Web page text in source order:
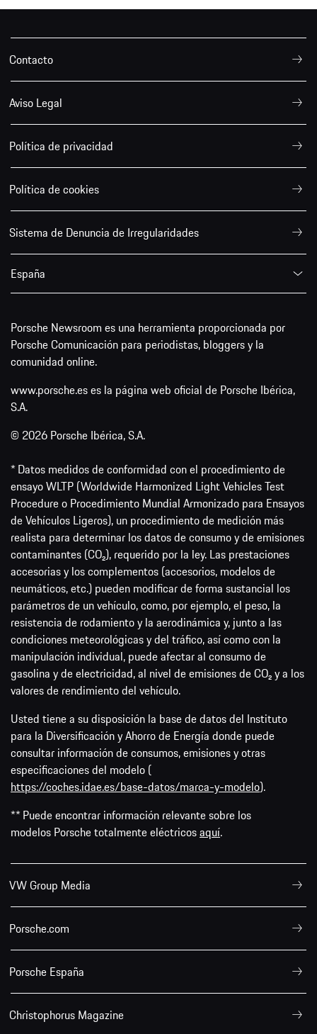
Contacto
Aviso Legal
Política de privacidad
Política de cookies
Sistema de Denuncia de Irregularidades
España
Porsche Newsroom es una herramienta proporcionada por
Porsche Comunicación para periodistas, bloggers y la
comunidad online.
www.porsche.es es la página web oficial de Porsche Ibérica,
S.A.
© 2026 Porsche Ibérica, S.A.
* Datos medidos de conformidad con el procedimiento de
ensayo WLTP (Worldwide Harmonized Light Vehicles Test
Procedure o Procedimiento Mundial Armonizado para Ensayos
de Vehículos Ligeros), un procedimiento de medición más
realista para determinar los datos de consumo y de emisiones
contaminantes (CO₂), requerido por la ley. Las prestaciones
accesorias y los complementos (accesorios, modelos de
neumáticos, etc.) pueden modificar de forma sustancial los
parámetros de un vehículo, como, por ejemplo, el peso, la
resistencia de rodamiento y la aerodinámica y, junto a las
condiciones meteorológicas y del tráfico, así como con la
manipulación individual, puede afectar al consumo de
gasolina y de electricidad, al nivel de emisiones de CO₂ y a los
valores de rendimiento del vehículo.
Usted tiene a su disposición la base de datos del Instituto
para la Diversificación y Ahorro de Energía donde puede
consultar información de consumos, emisiones y otras
especificaciones del modelo (
https://coches.idae.es/base-datos/marca-y-modelo).
** Puede encontrar información relevante sobre los
modelos Porsche totalmente eléctricosaquí.
VW Group Media
Porsche.com
Porsche España
Christophorus Magazine